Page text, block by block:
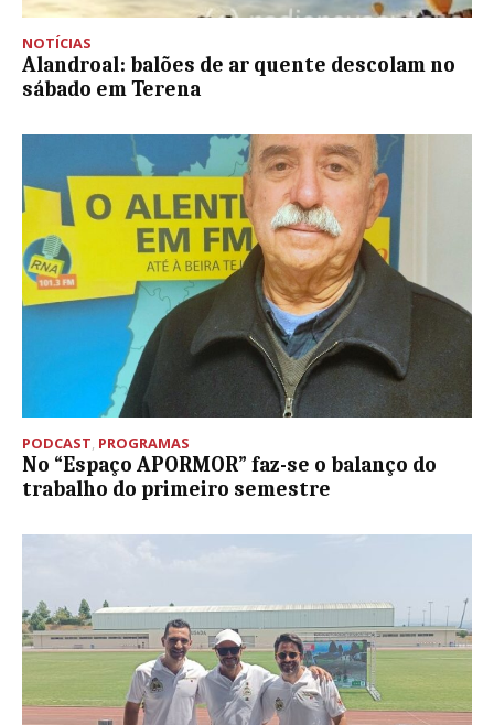
NOTÍCIAS
Alandroal: balões de ar quente descolam no
sábado em Terena
PODCAST PROGRAMAS
No “Espaço APORMOR” faz-se o balanço do
trabalho do primeiro semestre